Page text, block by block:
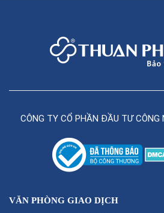
CÔNG TY CỔ PHẦN ĐẦU TƯ CÔNG
VĂN PHÒNG GIAO DỊCH